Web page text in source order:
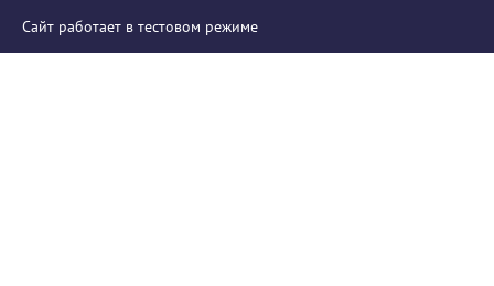
Сайт работает в тестовом режиме